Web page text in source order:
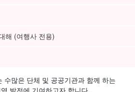
해 (여행사 전용)
수많은 단체 및 공공기관과 함께 하는
발전에 기여하고자 합니다.